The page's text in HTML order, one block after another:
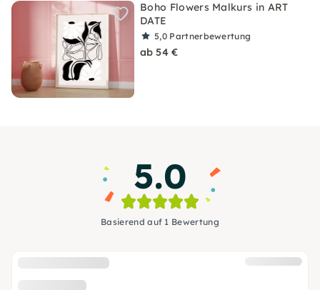
Boho Flowers Malkurs in ART
DATE
5,0 Partnerbewertung
ab 54 €
5.0
Basierend auf 1 Bewertung